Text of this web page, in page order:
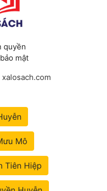
quyền
mật
Mô
Tiên Hiệp